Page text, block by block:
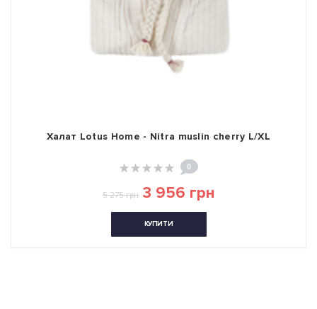
Халат Lotus Home - Nitra muslin cherry L/XL
0
5 275 грн 3 956 грн
КУПИТИ